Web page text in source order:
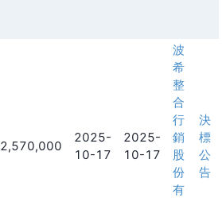
2,570,000
2025-
10-17
2025-
10-17
波
希
整
合
行
銷
股
份
有
決
標
公
告